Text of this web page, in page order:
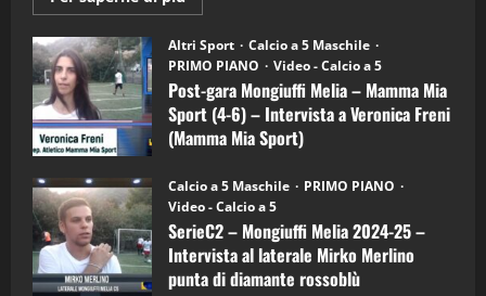
informazioni
Post-
gara
Mongiuffi
Melia
–
Mamma
Mia
Sport
6)
–
Intervista
a
mister
Arturo
Carciotto
(Mongiuffi
Altri Sport
Calcio a 5 Maschile
PRIMO PIANO
Video - Calcio a 5
Post-gara Mongiuffi Melia – Mamma Mia
Sport (4-6) – Intervista a Veronica Freni
(Mamma Mia Sport)
Calcio a 5 Maschile
PRIMO PIANO
Video - Calcio a 5
SerieC2 – Mongiuffi Melia 2024-25 –
Intervista al laterale Mirko Merlino
punta di diamante rossoblù
3
"SportEmpire" in Podcast
“SportEmpire” in Podcast: 28^ Puntata
(Martedi 21 Aprile 2026)
21/04/2026
4
“SportEmpire” in Podcast: 27^ Puntata
(Martedi 14 Aprile 2026)
15/04/2026